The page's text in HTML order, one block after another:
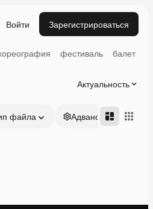
Войти Зарегистрироваться
фестиваль балет
Актуальность
файла Адвансд